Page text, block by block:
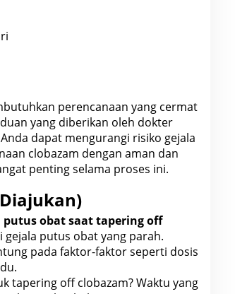
perencanaan yang cermat
yang diberikan oleh dokter
dapat mengurangi risiko gejala
clobazam dengan aman dan
penting selama proses ini.
putus obat saat tapering off
putus obat yang parah.
pada faktor-faktor seperti dosis
tapering off clobazam? Waktu yang